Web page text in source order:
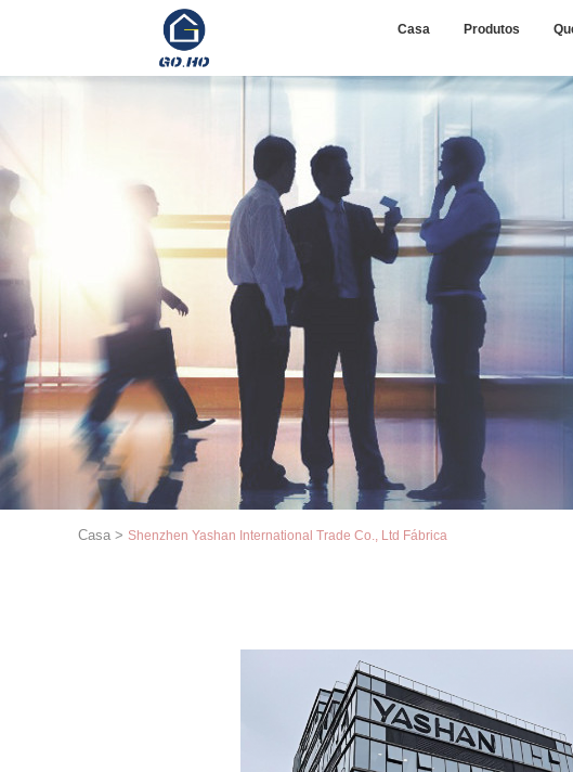
Casa Produtos
Casa > Shenzhen Yashan International Trade Co., Ltd Fábrica